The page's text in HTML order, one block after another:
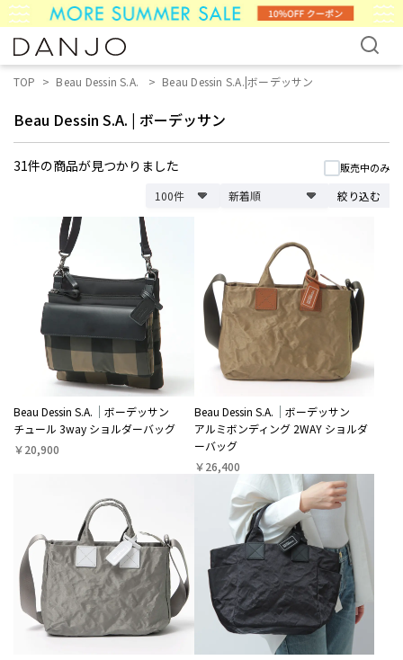
TOP Beau Dessin S.A. Beau Dessin S.A.|ボーデッサン
Beau Dessin S.A. | ボーデッサン
31件の商品が見つかりました 販売中のみ
絞り込む
Beau Dessin S.A.
ボーデッサン
チュール 3way ショルダーバッグ
￥20,900
Beau Dessin S.A.
ボーデッサン
アルミボンディング 2WAY ショルダ
ーバッグ
￥26,400